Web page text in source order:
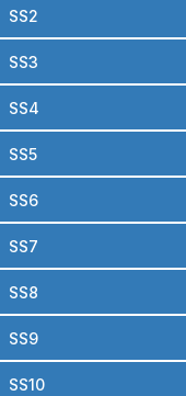
SS2
SS3
SS4
SS5
SS6
SS7
SS8
SS9
SS10